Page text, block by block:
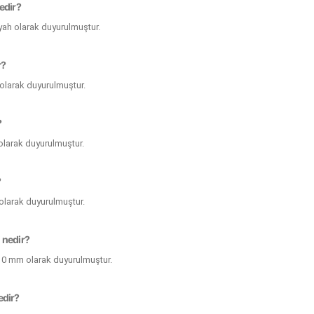
olarak duyurulmuştur.
duyurulmuştur.
duyurulmuştur.
duyurulmuştur.
nedir?
mm olarak duyurulmuştur.